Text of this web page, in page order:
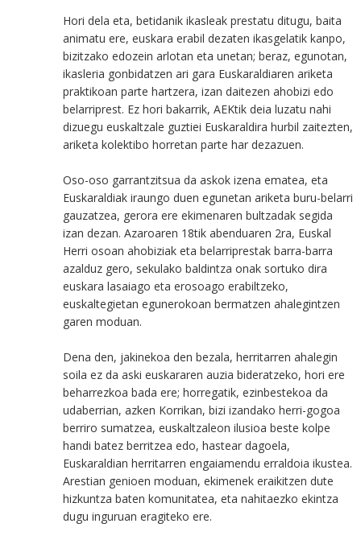
Hori dela eta, betidanik ikasleak prestatu ditugu, baita
animatu ere, euskara erabil dezaten ikasgelatik kanpo,
bizitzako edozein arlotan eta unetan; beraz, egunotan,
ikasleria gonbidatzen ari gara Euskaraldiaren ariketa
praktikoan parte hartzera, izan daitezen ahobizi edo
belarriprest. Ez hori bakarrik, AEKtik deia luzatu nahi
dizuegu euskaltzale guztiei Euskaraldira hurbil zaitezten,
ariketa kolektibo horretan parte har dezazuen.
Oso-oso garrantzitsua da askok izena ematea, eta
Euskaraldiak iraungo duen egunetan ariketa buru-belarri
gauzatzea, gerora ere ekimenaren bultzadak segida
izan dezan. Azaroaren 18tik abenduaren 2ra, Euskal
Herri osoan ahobiziak eta belarriprestak barra-barra
azalduz gero, sekulako baldintza onak sortuko dira
euskara lasaiago eta erosoago erabiltzeko,
euskaltegietan egunerokoan bermatzen ahalegintzen
garen moduan.
Dena den, jakinekoa den bezala, herritarren ahalegin
soila ez da aski euskararen auzia bideratzeko, hori ere
beharrezkoa bada ere; horregatik, ezinbestekoa da
udaberrian, azken Korrikan, bizi izandako herri-gogoa
berriro sumatzea, euskaltzaleon ilusioa beste kolpe
handi batez berritzea edo, hastear dagoela,
Euskaraldian herritarren engaiamendu erraldoia ikustea.
Arestian genioen moduan, ekimenek eraikitzen dute
hizkuntza baten komunitatea, eta nahitaezko ekintza
dugu inguruan eragiteko ere.